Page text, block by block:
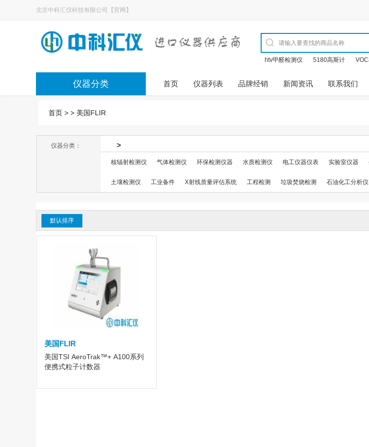
北京中科汇仪科技有限公司【官网】
htv甲醛检测仪 5180高斯计
仪器分类 首页 仪器列表 品牌经销 新闻资讯 联系我们
首页 > > 美国FLIR
仪器分类： >
核辐射检测仪 气体检测仪 环保检测仪器 水质检测仪 电工仪器仪表 实验室仪器
土壤检测仪 工业备件 X射线质量评估系统 工程检测 垃圾焚烧检测 石油化工分析
默认排序
美国FLIR
美国TSI AeroTrak™+ A100系列
便携式粒子计数器